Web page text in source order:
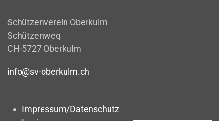
Schützenverein Oberkulm
Schützenweg
CH-5727 Oberkulm
info@sv-oberkulm.ch
Impressum/Datenschutz